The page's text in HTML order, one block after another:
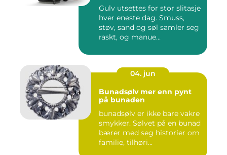
Gulv utsettes for stor slitasje
hver eneste dag. Smuss,
støv, sand og søl samler seg
raskt, og manue...
04. jun
Bunadsølv mer enn pynt
på bunaden
bunadsølv er ikke bare vakre
smykker. Sølvet på en bunad
bærer med seg historier om
familie, tilhøri...